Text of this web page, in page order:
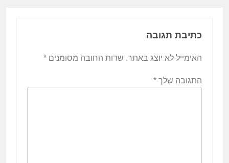
כתיבת תגובה
האימייל לא יוצג באתר. שדות החובה מסומנים *
התגובה שלך *